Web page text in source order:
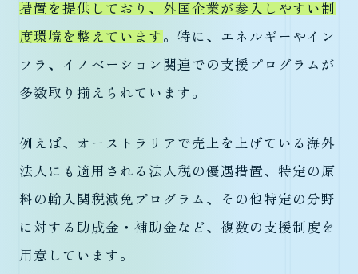
措置を提供しており、外国企業が参入しやすい制
度環境を整えています 。特に、エネルギーやイン
フラ、イノベーション関連での支援プログラムが
多数取り揃えられています。
例えば、オーストラリアで売上を上げている海外
法人にも適用される法人税の優遇措置、特定の原
料の輸入関税減免プログラム、その他特定の分野
に対する助成金・補助金など、複数の支援制度を
用意しています。